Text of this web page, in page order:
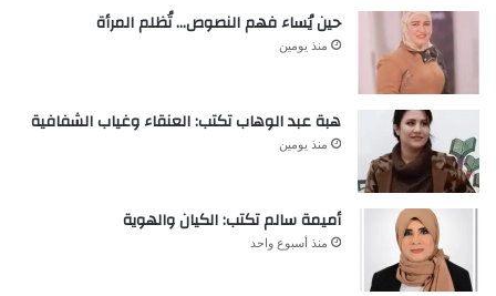
حين يُساء فهم النصوص… تُظلم المرأة
منذ يومين
هبة عبد الوهاب تكتب: العنقاء وغياب الشفافية
منذ يومين
أميمة سالم تكتب: الكيان والهوية
منذ أسبوع واحد